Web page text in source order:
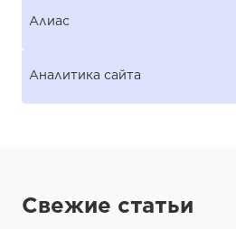
Алиас
Аналитика сайта
Свежие статьи